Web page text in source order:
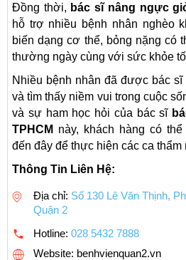
Đồng thời, bác sĩ nâng ngực
hỗ trợ nhiều bệnh nhân nghèo
biến dạng cơ thể, bỏng nặng có
thường ngày cùng với sức khỏe
Nhiều bệnh nhân đã được bác
và tìm thấy niềm vui trong cuộc
và sự ham học hỏi của bác sĩ
TPHCM này, khách hàng có
đến đây để thực hiện các ca thẩm
Thông Tin Liên Hệ:
Địa chỉ: Số 130 Lê Văn Thịnh,
Quận 2
Hotline: 028 5432 7888
Website: benhvienquan2.vn